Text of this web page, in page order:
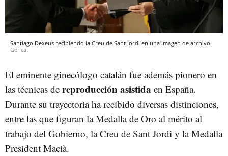
Santiago Dexeus recibiendo la Creu de Sant Jordi en una imagen de archivo
Gencat
El eminente ginecólogo catalán fue además pionero en
las técnicas de reproducción asistida en España.
Durante su trayectoria ha recibido diversas distinciones,
entre las que figuran la Medalla de Oro al mérito al
trabajo del Gobierno, la Creu de Sant Jordi y la Medalla
President Macià.